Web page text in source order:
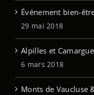
Événement bien-
29 mai 2018
Alpilles et Camargue
6 mars 2018
Monts de Vaucluse